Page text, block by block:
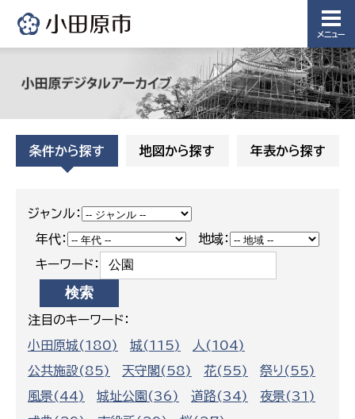
メニュー
条件から探す 地図から探す 年表から探す
ジャンル：
年代：
地域：
キーワード：
注目のキーワード：
小田原城(180)
城(115)
人(104)
公共施設(85)
天守閣(58) 花(55)
祭り(55)
風景(44)
城址公園(36) 道路(34)
夜景(31)